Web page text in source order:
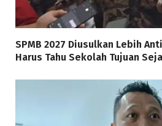
SPMB 2027 Diusulkan Lebih
Harus Tahu Sekolah Tujuan